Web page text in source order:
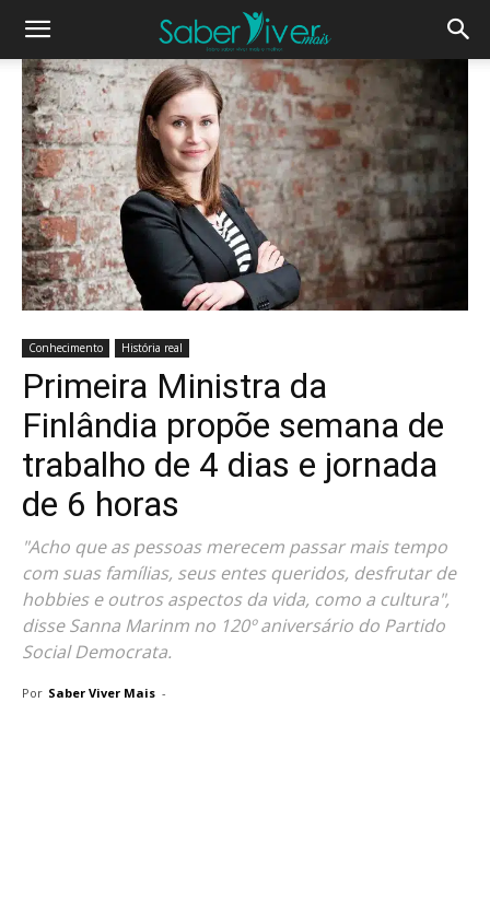
Conhecimento História real
Primeira Ministra da
Finlândia propõe semana de
trabalho de 4 dias e jornada
de 6 horas
"Acho que as pessoas merecem passar mais tempo
com suas famílias, seus entes queridos, desfrutar de
hobbies e outros aspectos da vida, como a cultura",
disse Sanna Marinm no 120º aniversário do Partido
Social Democrata.
Por Saber Viver Mais -